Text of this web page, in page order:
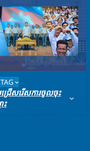
TAG
រើសរើសការចូលចុះ
ះ